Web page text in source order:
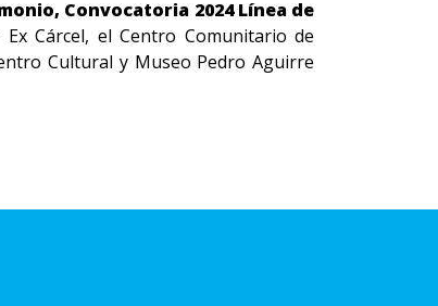
Convocatoria 2024 Línea de
Cárcel, el Centro Comunitario de
Cultural y Museo Pedro Aguirre